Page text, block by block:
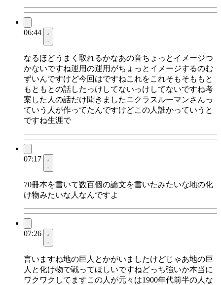
06:44
なるほどうまく取れるかなあの音ちょっとイメージつ
かないですね運用の運用がちょっとイメージするのむ
ずいんですけど今回はですねこれをこれそもそももと
もともとの話したっけしてないっけしてないですね考
案した人の話だけ聞きましたニクラスルーマンさんっ
ていう人が作ってたんですけどこの人誰かっていうと
ですね生涯で
07:17
70冊本を書いて数百個の論文を書いたみたいな地の化
け物みたいな人なんですよ
07:26
言いますね地の巨人とかがいましたけどじゃあ地の巨
人と化け物で戦ってほしいですねどっち強いか本当に
ワクワクしてますこの人が元々は1900年代前半の人な